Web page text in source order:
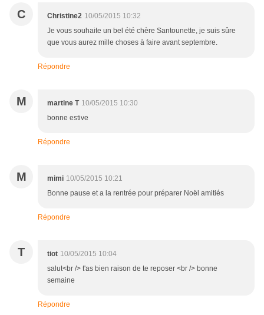
C Christine2 10/05/2015 10:32
Je vous souhaite un bel été chère Santounette, je suis sûre
que vous aurez mille choses à faire avant septembre.
Répondre
M martine T 10/05/2015 10:30
bonne estive
Répondre
M mimi 10/05/2015 10:21
Bonne pause et a la rentrée pour préparer Noël amitiés
Répondre
T tiot 10/05/2015 10:04
salut<br /> t'as bien raison de te reposer <br /> bonne
semaine
Répondre